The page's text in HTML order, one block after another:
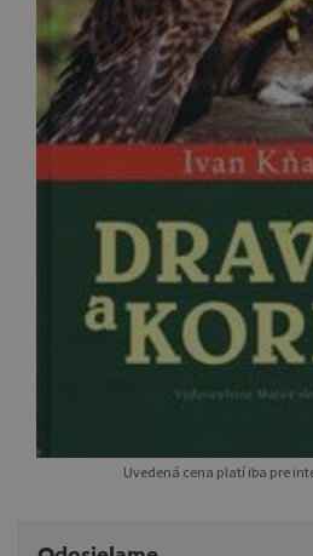
Uvedená cena platí iba pre